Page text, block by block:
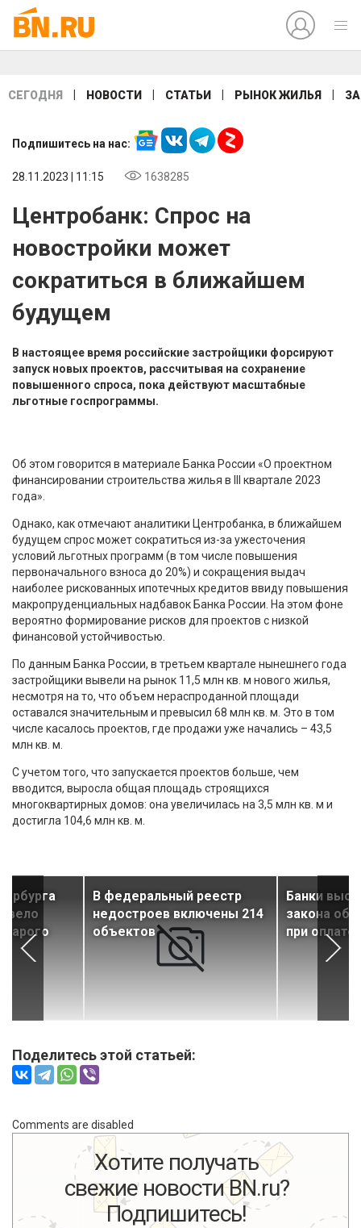
СЕГОДНЯ НОВОСТИ СТАТЬИ РЫНОК ЖИЛЬЯ
Подпишитесь на нас:
28.11.2023 | 11:15 1638285
Центробанк: Спрос на
новостройки может
сократиться в ближайшем
будущем
В настоящее время российские застройщики форсируют
запуск новых проектов, рассчитывая на сохранение
повышенного спроса, пока действуют масштабные
льготные госпрограммы.
Об этом говорится в материале Банка России «О проектном
финансировании строительства жилья в III квартале 2023
года».
Однако, как отмечают аналитики Центробанка, в ближайшем
будущем спрос может сократиться из-за ужесточения
условий льготных программ (в том числе повышения
первоначального взноса до 20%) и сокращения выдач
наиболее рискованных ипотечных кредитов ввиду повышения
макропруденциальных надбавок Банка России. На этом фоне
вероятно формирование рисков для проектов с низкой
финансовой устойчивостью.
По данным Банка России, в третьем квартале нынешнего года
застройщики вывели на рынок 11,5 млн кв. м нового жилья,
несмотря на то, что объем нераспроданной площади
оставался значительным и превысил 68 млн кв. м. Это в том
числе касалось проектов, где продажи уже начались – 43,5
млн кв. м.
С учетом того, что запускается проектов больше, чем
вводится, выросла общая площадь строящихся
многоквартирных домов: она увеличилась на 3,5 млн кв. м и
достигла 104,6 млн кв. м.
В федеральный реестр
недостроев включены 214
объектов
Банки
закона об
при
Поделитесь этой статьей:
Comments are disabled
Хотите получать
свежие новости BN.ru?
Подпишитесь!